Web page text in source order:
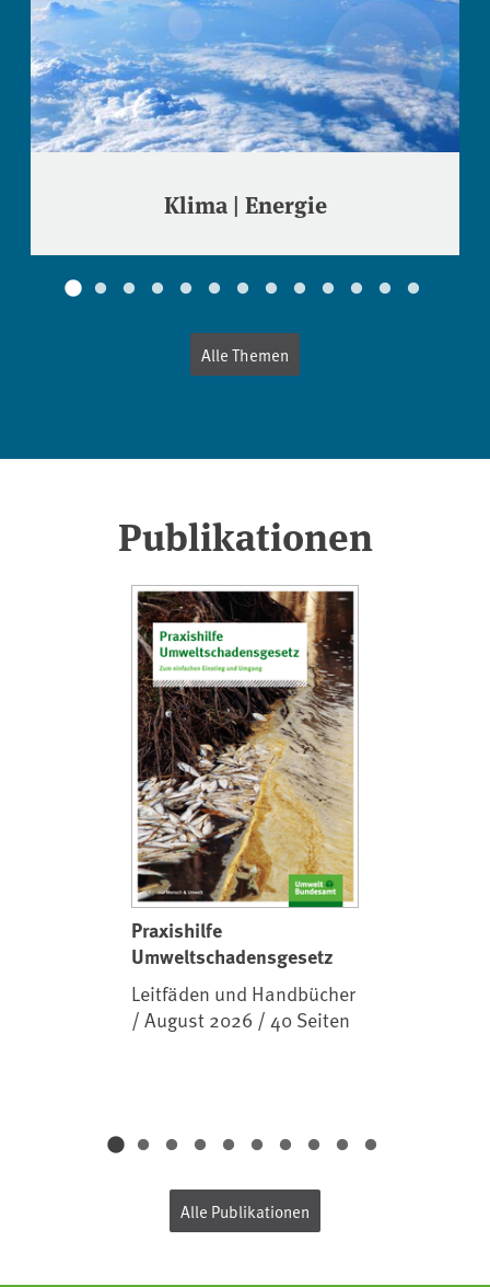
Klima | Energie
Alle Themen
Publikationen
Praxishilfe
Umweltschadensgesetz
Leitfäden und Handbücher
/ August 2026 / 40 Seiten
Alle Publikationen